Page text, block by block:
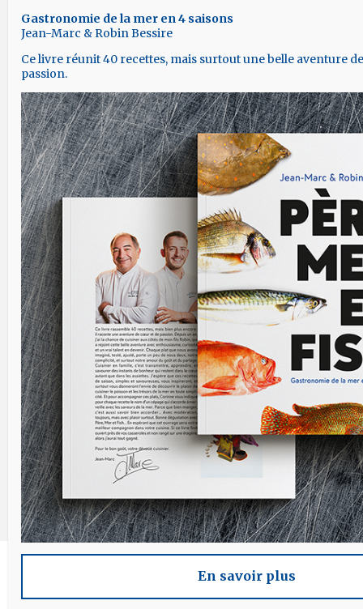
Gastronomie de la mer en 4 saisons
Jean-Marc & Robin Bessire
Ce livre réunit 40 recettes, mais surtout une belle aventure
passion.
En savoir plus